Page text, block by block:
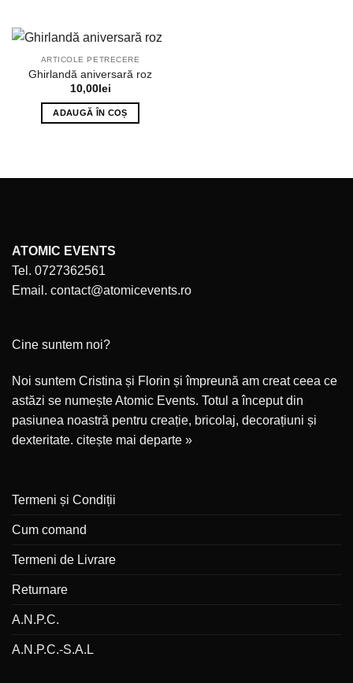
ARTICOLE PETRECERE
Ghirlandă aniversară roz
10,00lei
ADAUGĂ ÎN COȘ
ATOMIC EVENTS
Tel. 0727362561
Email. contact@atomicevents.ro
Cine suntem noi?
Noi suntem Cristina și Florin și împreună am creat ceea ce
astăzi se numește Atomic Events. Totul a început din
pasiunea noastră pentru creație, bricolaj, decorațiuni și
dexteritate. citește mai departe »
Termeni și Condiții
Cum comand
Termeni de Livrare
Returnare
A.N.P.C.
A.N.P.C.-S.A.L